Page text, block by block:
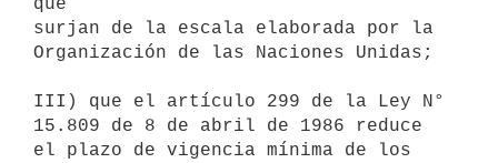
surjan de la escala elaborada por la
Organización de las Naciones Unidas;
III) que el artículo 299 de la Ley N°
15.809 de 8 de abril de 1986 reduce
el plazo de vigencia mínima de los